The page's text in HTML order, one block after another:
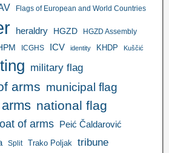
Flags of European and World Countries
heraldry HGZD HGZD Assembly
ICGHS ICV identity KHDP Kuščić
military flag
arms municipal flag
national flag
of arms Peić Čaldarović
Split Trako Poljak tribune